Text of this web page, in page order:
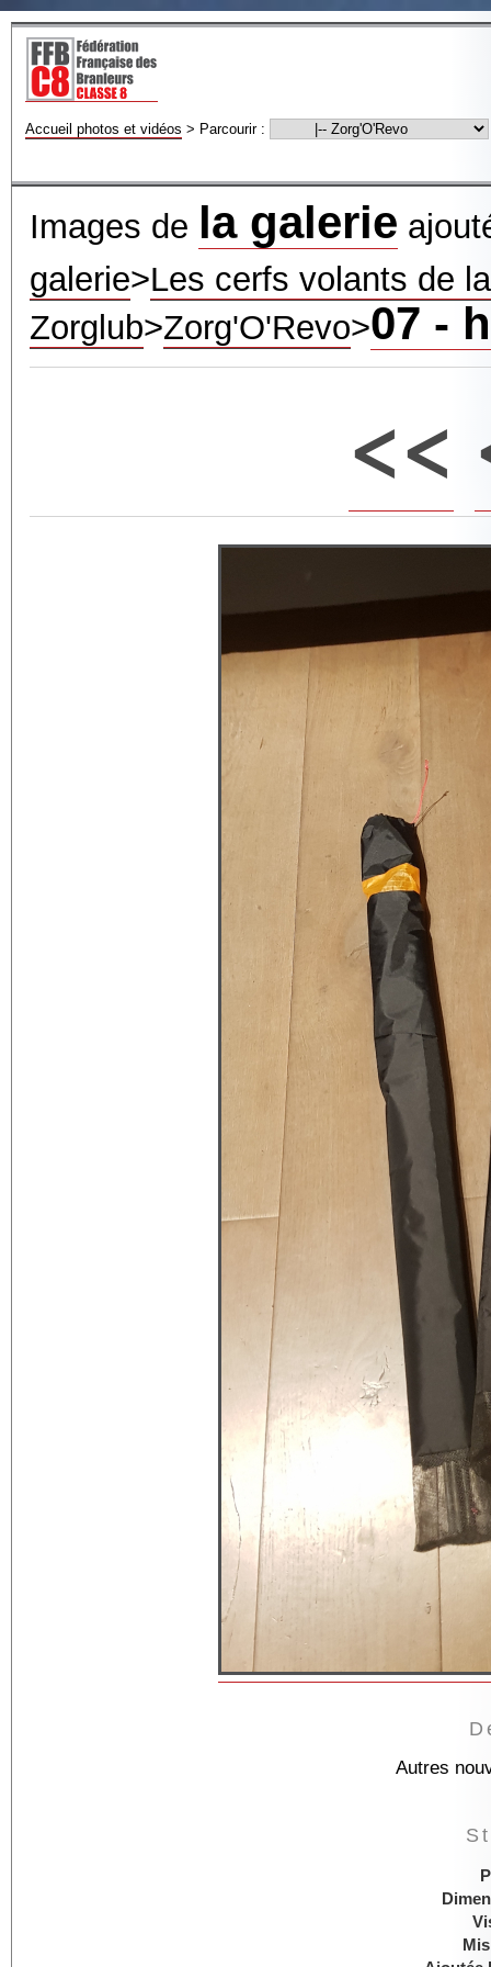
Accueil photos et vidéos > Parcourir :
Images de la galerie
galerie>Les cerfs volants de
Zorglub>Zorg'O'Revo>07 -
<<
Autres